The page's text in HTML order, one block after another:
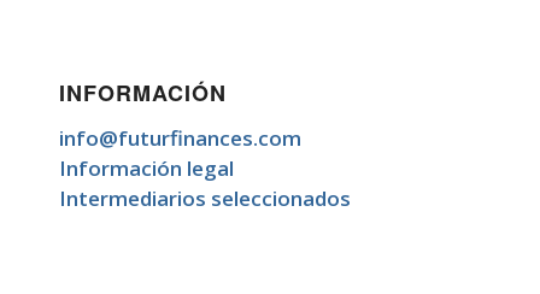
INFORMACIÓN
info@futurfinances.com
Información legal
Intermediarios seleccionados